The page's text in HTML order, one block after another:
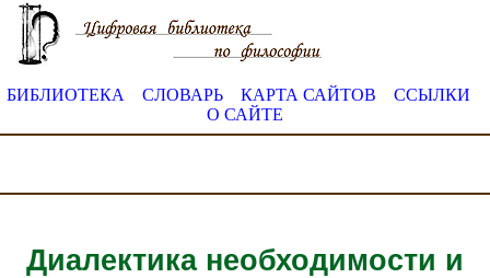
БИБЛИОТЕКА СЛОВАРЬ КАРТА САЙТОВ
ССЫЛКИ
О САЙТЕ
Диалектика необходимости и